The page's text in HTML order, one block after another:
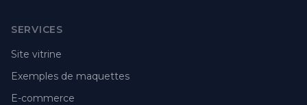
SERVICES
Site vitrine
Exemples de maquettes
E-commerce